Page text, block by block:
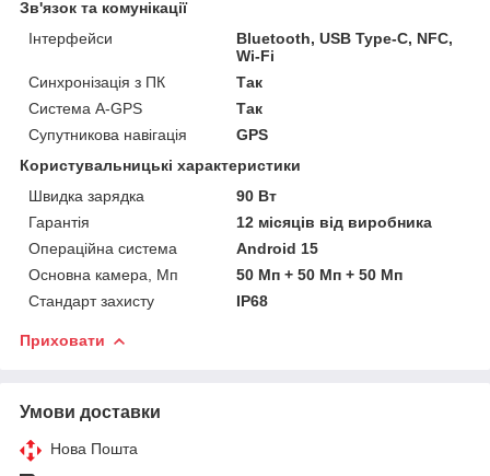
Зв'язок та комунікації
Інтерфейси
Bluetooth, USB Type-C, NFC,
Wi-Fi
Синхронізація з ПК
Так
Система A-GPS
Так
Супутникова навігація
GPS
Користувальницькі характеристики
Швидка зарядка
90 Вт
Гарантія
12 місяців від виробника
Операційна система
Android 15
Основна камера, Мп
50 Мп + 50 Мп + 50 Мп
Стандарт захисту
IP68
Приховати
Умови доставки
Нова Пошта